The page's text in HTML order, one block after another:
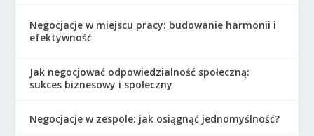
Negocjacje w miejscu pracy: budowanie harmonii i
efektywność
Jak negocjować odpowiedzialność społeczną:
sukces biznesowy i społeczny
Negocjacje w zespole: jak osiągnąć jednomyślność?